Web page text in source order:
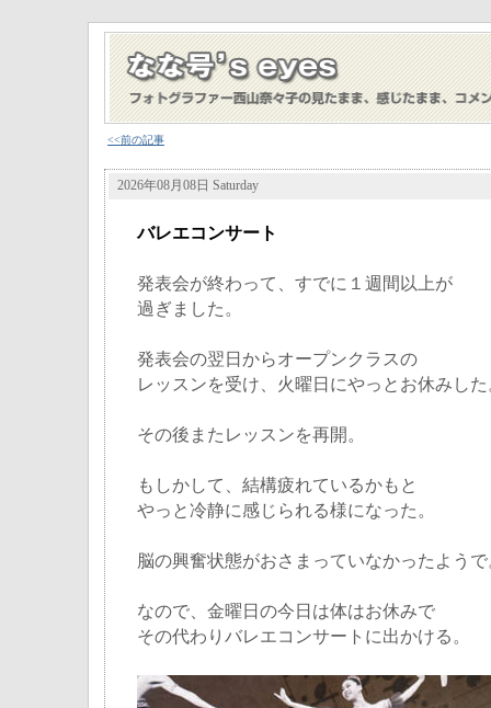
<<前の記事
2026年08月08日 Saturday
バレエコンサート
発表会が終わって、すでに１週間以上が
過ぎました。
発表会の翌日からオープンクラスの
レッスンを受け、火曜日にやっとお休みし
その後またレッスンを再開。
もしかして、結構疲れているかもと
やっと冷静に感じられる様になった。
脳の興奮状態がおさまっていなかったよう
なので、金曜日の今日は体はお休みで
その代わりバレエコンサートに出かける。